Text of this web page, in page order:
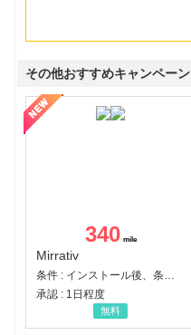
その他おすすめキャンペーン
340
Mirrativ
条件 : インストール後、条件達成
承認 : 1日程度
無料